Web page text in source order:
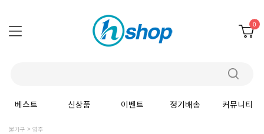
0
베스트 신상품 이벤트 정기배송 커뮤니티
불기구 염주